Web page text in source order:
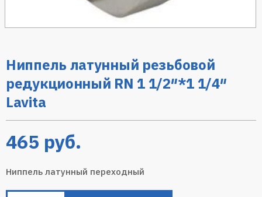
Ниппель латунный резьбовой
редукционный RN 1 1/2″*1 1/4″
Lavita
465 руб.
Ниппель латунный переходный